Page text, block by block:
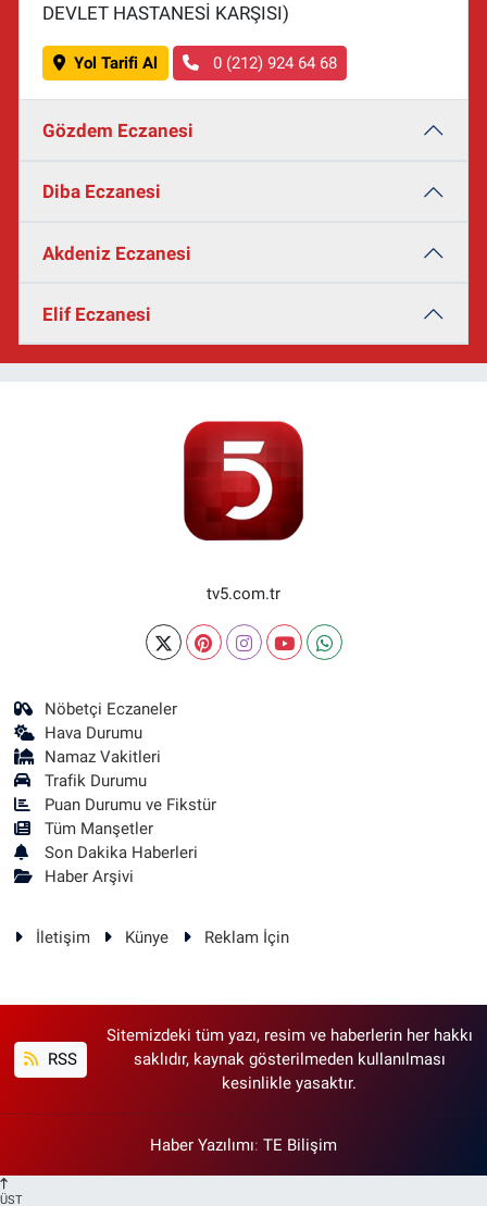
DEVLET HASTANESİ KARŞISI)
Yol Tarifi Al 0 (212) 924 64 68
Gözdem Eczanesi
Diba Eczanesi
Akdeniz Eczanesi
Elif Eczanesi
tv5.com.tr
Nöbetçi Eczaneler
Hava Durumu
Namaz Vakitleri
Trafik Durumu
Puan Durumu ve Fikstür
Tüm Manşetler
Son Dakika Haberleri
Haber Arşivi
İletişim Künye Reklam İçin
RSS
Sitemizdeki tüm yazı, resim ve haberlerin her hakkı
saklıdır, kaynak gösterilmeden kullanılması
kesinlikle yasaktır.
Haber Yazılımı: TE Bilişim
ÜST